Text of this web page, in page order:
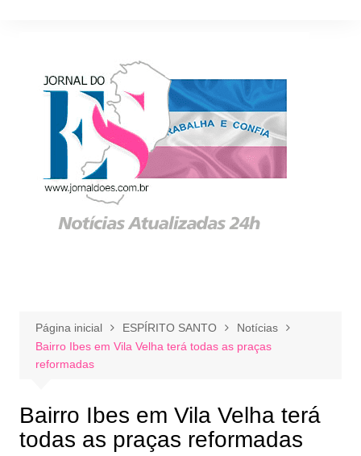
Página inicial ESPÍRITO SANTO
Notícias
​Bairro Ibes em Vila Velha terá todas as praças
reformadas
​Bairro Ibes em Vila Velha terá
todas as praças reformadas